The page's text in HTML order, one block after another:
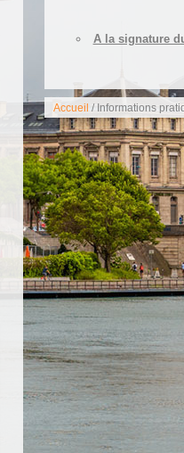
A la signature
Accueil / Informations